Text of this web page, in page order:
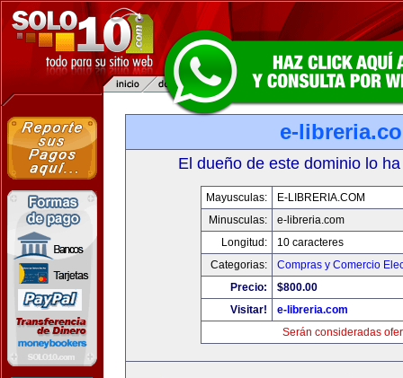
e-
El dueño de este dominio lo
Mayusculas:
E-LIBRERIA.COM
Minusculas:
e-libreria.com
Longitud:
10 caracteres
Categorias:
Compras y Comercio
Precio:
$800.00
Visitar!
e-libreria.com
Serán consideradas